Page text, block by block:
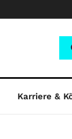
Karriere &